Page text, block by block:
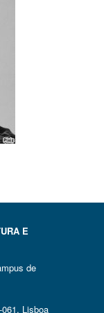
E
de
Lisboa